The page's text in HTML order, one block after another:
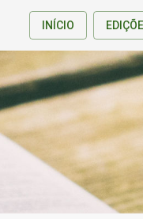
INÍCIO